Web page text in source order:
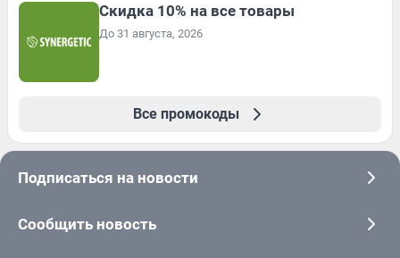
Скидка 10% на все товары
До 31 августа, 2026
Все промокоды
Подписаться на новости
Сообщить новость